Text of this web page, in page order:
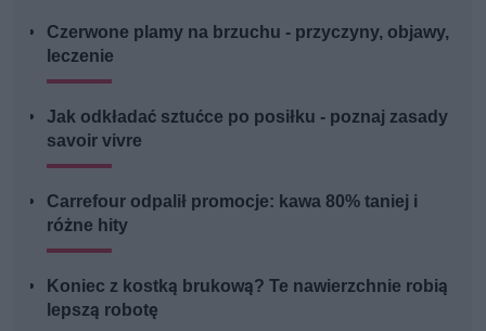
Czerwone plamy na brzuchu - przyczyny, objawy,
leczenie
Jak odkładać sztućce po posiłku - poznaj zasady
savoir vivre
Carrefour odpalił promocje: kawa 80% taniej i
różne hity
Koniec z kostką brukową? Te nawierzchnie robią
lepszą robotę